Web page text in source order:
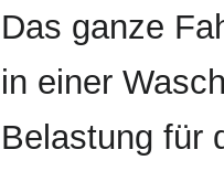
Das ganze
in einer
Belastung für